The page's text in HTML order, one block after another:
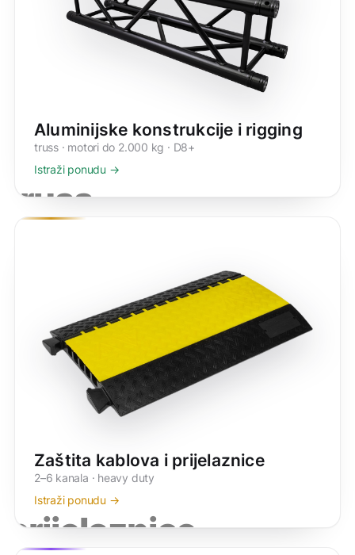
truss
Aluminijske konstrukcije i rigging
truss · motori do 2.000 kg · D8+
Istraži ponudu →
prijelaznice
Zaštita kablova i prijelaznice
2–6 kanala · heavy duty
Istraži ponudu →